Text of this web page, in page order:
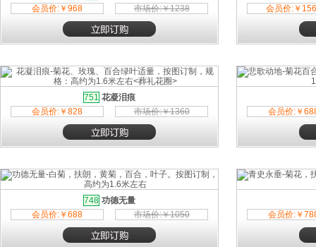
会员价:￥968
市场价:￥1238 会员价:￥
751 花凝泪痕
会员价:￥828
市场价:￥1360 会员价:￥
748 功德无量
会员价:￥688
市场价:￥1050 会员价:￥